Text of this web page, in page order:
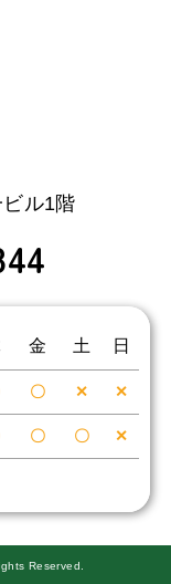
ル1階
金 土 日
〇 ✕ ✕
〇 〇 ✕
Reserved.